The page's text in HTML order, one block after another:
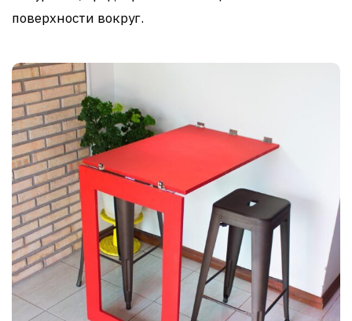
поверхности вокруг.